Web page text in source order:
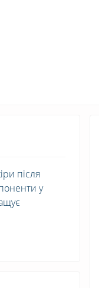
після
у